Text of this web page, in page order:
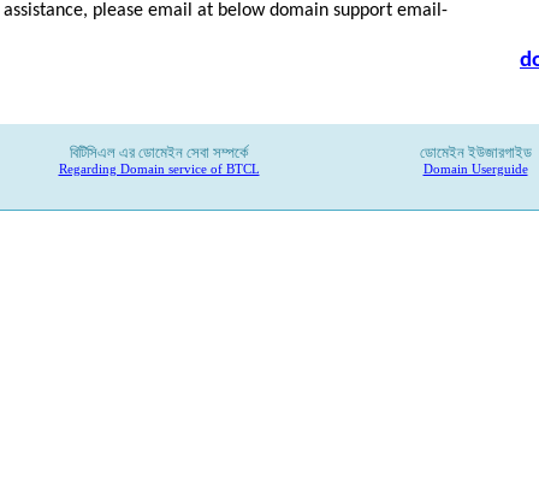
assistance, please email at below domain support email-
বিটিসিএল এর ডোমেইন সেবা সম্পর্কে
Regarding Domain service of BTCL
ডোমেইন ইউজারগাইড
Domain Userguide